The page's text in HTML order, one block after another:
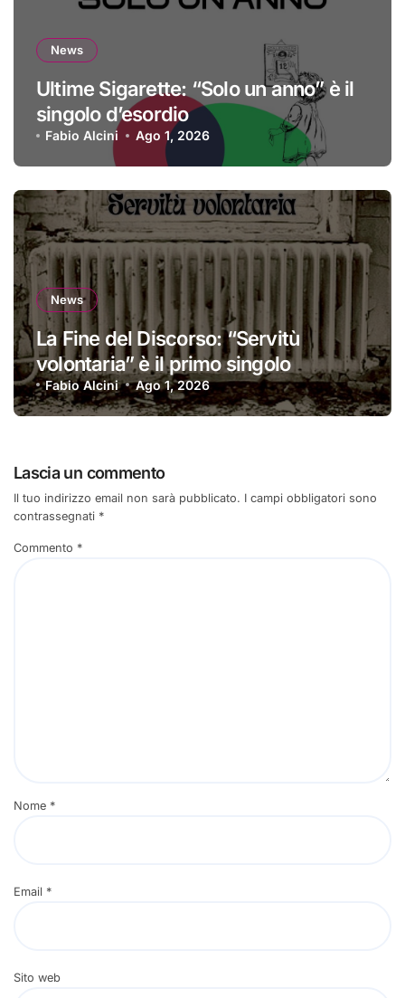
News
Ultime Sigarette: “Solo un anno” è il
singolo d’esordio
Fabio Alcini Ago 1, 2026
News
La Fine del Discorso: “Servitù
volontaria” è il primo singolo
Fabio Alcini Ago 1, 2026
Lascia un commento
Il tuo indirizzo email non sarà pubblicato. I campi obbligatori sono
contrassegnati *
Commento *
Nome *
Email *
Sito web